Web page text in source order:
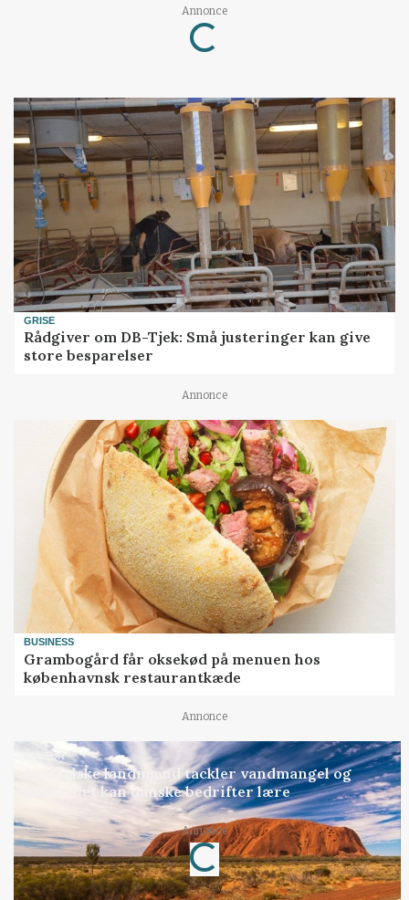
Annonce
Loading...
GRISE
Rådgiver om DB-Tjek: Små justeringer kan give
store besparelser
Annonce
BUSINESS
Grambogård får oksekød på menuen hos
københavnsk restaurantkæde
Annonce
KULTUR
Australske landmænd tackler vandmangel og
klima: Det kan danske bedrifter lære
Annonce
Loading...